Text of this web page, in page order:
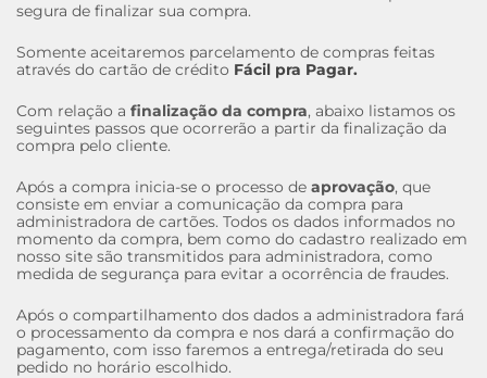
segura de finalizar sua compra.
Somente aceitaremos parcelamento de compras feitas
através do cartão de crédito Fácil pra Pagar.
Com relação a finalização da compra, abaixo listamos os
seguintes passos que ocorrerão a partir da finalização da
compra pelo cliente.
Após a compra inicia-se o processo de aprovação, que
consiste em enviar a comunicação da compra para
administradora de cartões. Todos os dados informados no
momento da compra, bem como do cadastro realizado em
nosso site são transmitidos para administradora, como
medida de segurança para evitar a ocorrência de fraudes.
Após o compartilhamento dos dados a administradora fará
o processamento da compra e nos dará a confirmação do
pagamento, com isso faremos a entrega/retirada do seu
pedido no horário escolhido.